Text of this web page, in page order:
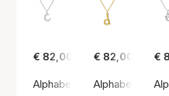
€ 82,00
Alphabet Necklace C
€ 82,00
Alphabet
€